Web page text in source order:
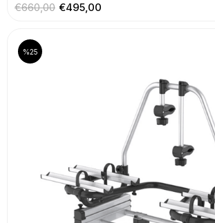
€495,00
€660,00
%25